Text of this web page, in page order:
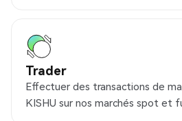
Trader
Effectuer des transactions de
KISHU sur nos marchés spot et